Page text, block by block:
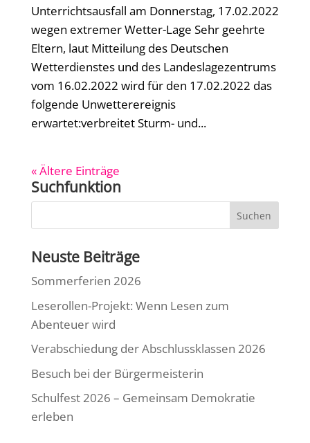
Unterrichtsausfall am Donnerstag, 17.02.2022
wegen extremer Wetter-Lage Sehr geehrte
Eltern, laut Mitteilung des Deutschen
Wetterdienstes und des Landeslagezentrums
vom 16.02.2022 wird für den 17.02.2022 das
folgende Unwetterereignis
erwartet:verbreitet Sturm- und...
« Ältere Einträge
Suchfunktion
Neuste Beiträge
Sommerferien 2026
Leserollen-Projekt: Wenn Lesen zum
Abenteuer wird
Verabschiedung der Abschlussklassen 2026
Besuch bei der Bürgermeisterin
Schulfest 2026 – Gemeinsam Demokratie
erleben